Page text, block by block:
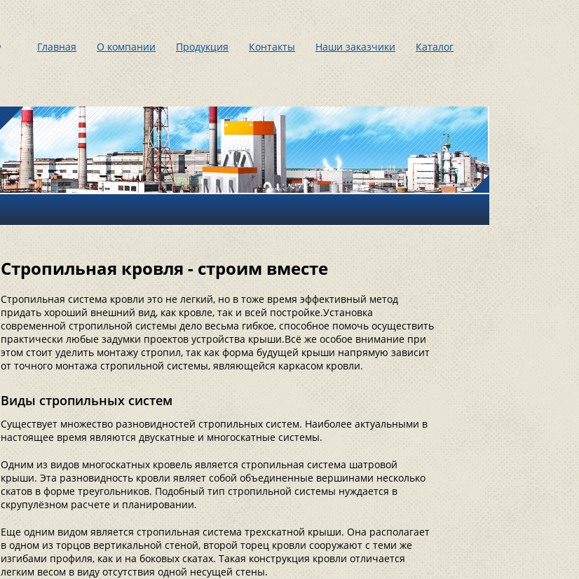
Главная О компании Продукция Контакты Наши заказчики Каталог
Стропильная кровля - строим вместе
Стропильная система кровли это не легкий, но в тоже время эффективный метод
придать хороший внешний вид, как кровле, так и всей постройке.Установка
современной стропильной системы дело весьма гибкое, способное помочь осуществить
практически любые задумки проектов устройства крыши.Всё же особое внимание при
этом стоит уделить монтажу стропил, так как форма будущей крыши напрямую зависит
от точного монтажа стропильной системы, являющейся каркасом кровли.
Виды стропильных систем
Существует множество разновидностей стропильных систем. Наиболее актуальными в
настоящее время являются двускатные и многоскатные системы.
Одним из видов многоскатных кровель является стропильная система шатровой
крыши. Эта разновидность кровли являет собой объединенные вершинами несколько
скатов в форме треугольников. Подобный тип стропильной системы нуждается в
скрупулёзном расчете и планировании.
Еще одним видом является стропильная система трехскатной крыши. Она располагает
в одном из торцов вертикальной стеной, второй торец кровли сооружают с теми же
изгибами профиля, как и на боковых скатах. Такая конструкция кровли отличается
легким весом в виду отсутствия одной несущей стены.